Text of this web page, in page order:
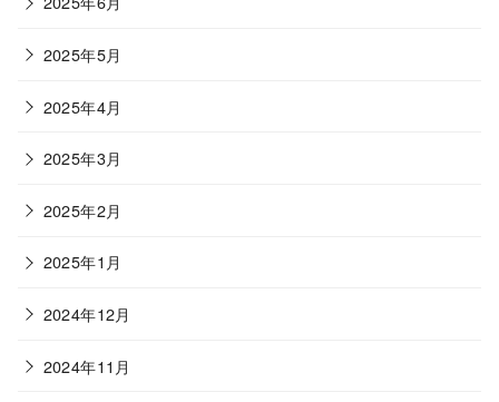
2025年5月
2025年4月
2025年3月
2025年2月
2025年1月
2024年12月
2024年11月